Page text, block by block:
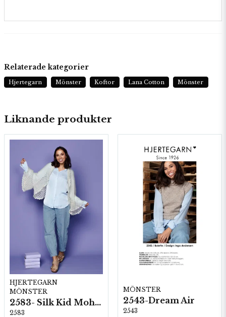
Liknande produkter
HJERTEGARN
MÖNSTER
2583- Silk Kid Mohair
2583
MÖNSTER
2543-Dream Air
2543
Relaterade kategorier
Hjertegarn Mönster Koftor Lana Cotton Mönster